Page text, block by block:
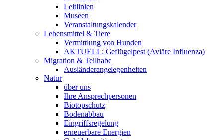
Leitlinien
Museen
Veranstaltungskalender
Lebensmittel & Tiere
Vermittlung von Hunden
AKTUELL: Geflügelpest (Aviäre Influenza)
Migration & Teilhabe
Ausländerangelegenheiten
Natur
über uns
Ihre Ansprechpersonen
Biotopschutz
Bodenabbau
Eingriffsregelung
erneuerbare Energien